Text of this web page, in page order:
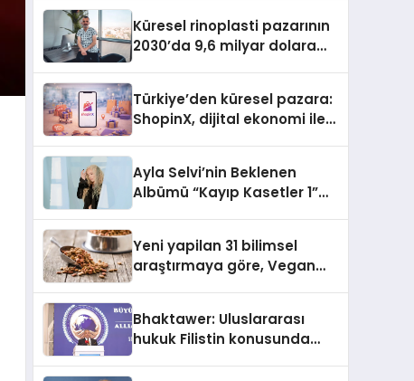
Küresel rinoplasti pazarının
2030’da 9,6 milyar dolara
Türkiye’den küresel pazara:
ShopinX, dijital ekonomi ile
Ayla Selvi’nin Beklenen
Albümü “Kayıp Kasetler 1”
Yeni yapilan 31 bilimsel
araştırmaya göre, Vegan
Sindirildiğini Ortaya Koydu
Bhaktawer: Uluslararası
hukuk Filistin konusunda